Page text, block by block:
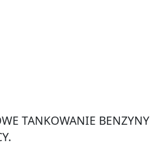
TANKOWANIE BENZYNY